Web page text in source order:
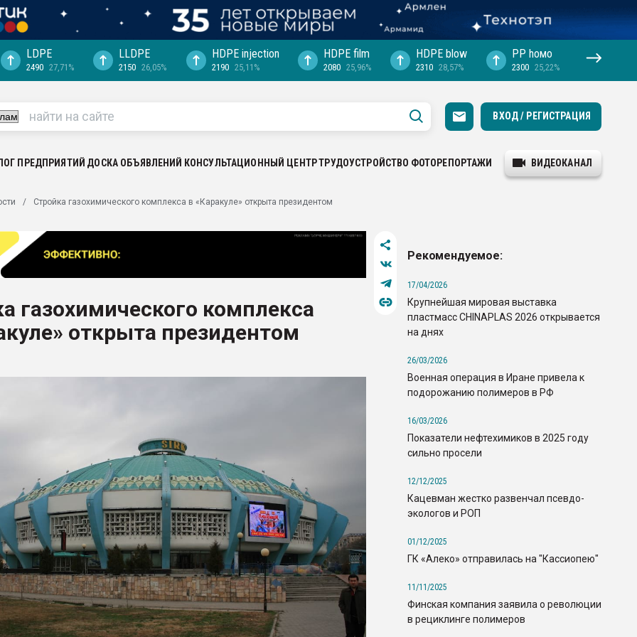
выходит на
рынке
ПЭТ
LDPE
2490 27,71%
LLDPE
2150 26,05%
HDPE injection
2190 25,11%
HDPE film
2080 25,96%
HDPE blow
2310 28,57%
PP hомо
2300 25,22%
ВХОД / РЕГИСТРАЦИЯ
ПРЕДПРИЯТИЙ ДОСКА ОБЪЯВЛЕНИЙ КОНСУЛЬТАЦИОННЫЙ ЦЕНТРТРУДОУСТРОЙСТВО ФОТОРЕПОРТАЖИ ВИДЕОКАНАЛ
Стройка газохимического комплекса в «Каракуле» открыта президентом
газохимического комплекса
открыта президентом
Рекомендуемое:
17/04/2026
Крупнейшая мировая выставка
пластмасс CHINAPLAS 2026 открывается
на днях
26/03/2026
Военная операция в Иране привела к
подорожанию полимеров в РФ
16/03/2026
Показатели нефтехимиков в 2025 году
сильно просели
12/12/2025
Кацевман жестко развенчал псевдо-
экологов и РОП
01/12/2025
ГК «Алеко» отправилась на "Кассиопею"
11/11/2025
Финская компания заявила о революции
в рециклинге полимеров